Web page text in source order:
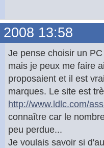
13:58
Je pense choisir un
mais je peux me faire
proposaient et il est
marques. Le site est
http://www.ldlc.com/
connaître car le
peu perdue...
Je voulais savoir si